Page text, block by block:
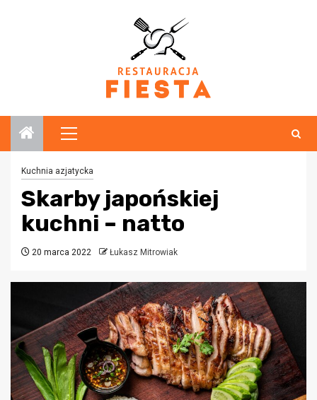
Menu
główne
Kuchnia azjatycka
Skarby japońskiej
kuchni – natto
20 marca 2022 Łukasz Mitrowiak